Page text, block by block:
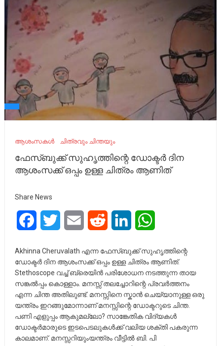
ആശംസകൾ ചിത്രവും ചിന്തയും
ഫേസ്ബുക്ക് സുഹൃത്തിന്റെ ഡോക്ടര്‍ ദിന
ആശംസക്ക് ഒപ്പം ഉള്ള ചിത്രം ആണിത്
Share News
FacebookTwitter Email Reddit LinkedIn
Akhinna Cheruvalath എന്ന ഫേസ്ബുക്ക് സുഹൃത്തിന്റെ
ഡോക്ടര്‍ ദിന ആശംസക്ക് ഒപ്പം ഉള്ള ചിത്രം ആണിത്.
Stethoscope വച്ച് ബ്രെയിന്‍ പരിശോധന നടത്തുന്ന തായ
സങ്കല്‍പ്പം കൊള്ളാം. മനസ്സ് തലച്ചോറിന്റെ പ്രവര്‍ത്തനം
എന്ന ചിന്ത അതിലുണ്ട്. മനസ്സിനെ സ്കാന്‍ ചെയ്യാനുള്ള ഒരു
യന്ത്രം ഇറങ്ങുമോന്നാണ് മനസ്സിന്റെ ഡോക്ടറുടെ ചിന്ത.
പണി എളുപ്പം ആകുമല്ലോ? സാങ്കേതിക വിദ്യകള്‍
ഡോക്ടര്‍മാരുടെ ഇടപെടലുകള്‍ക്ക് വലിയ ശക്തി പകരുന്ന
കാലമാണ്. മനസ്സറിയുംയന്ത്രം വീട്ടില്‍ ബി. പി